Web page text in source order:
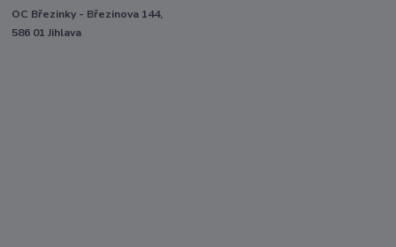
OC Březinky - Březinova 144,
586 01 Jihlava